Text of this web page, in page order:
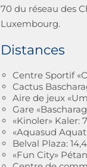
70 du réseau des
Luxembourg.
Distances
Centre Sportif
Cactus
Aire de jeux
Gare
«Kinoler» Kaler:
«Aquasud
Belval Plaza:
«Fun City»